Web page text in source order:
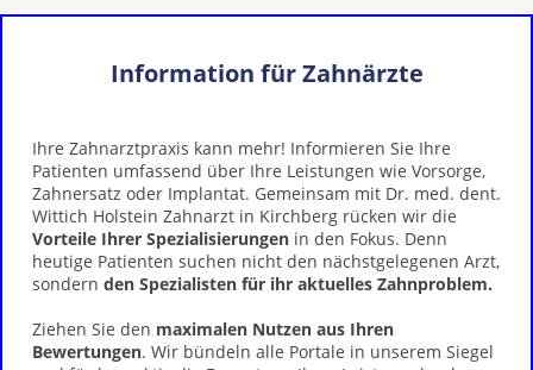
Information für Zahnärzte
Ihre Zahnarztpraxis kann mehr! Informieren Sie Ihre
Patienten umfassend über Ihre Leistungen wie Vorsorge,
Zahnersatz oder Implantat. Gemeinsam mit Dr. med. dent.
Wittich Holstein Zahnarzt in Kirchberg rücken wir die
Vorteile Ihrer Spezialisierungen in den Fokus. Denn
heutige Patienten suchen nicht den nächstgelegenen Arzt,
sondern den Spezialisten für ihr aktuelles Zahnproblem.
Ziehen Sie den maximalen Nutzen aus Ihren
Bewertungen. Wir bündeln alle Portale in unserem Siegel